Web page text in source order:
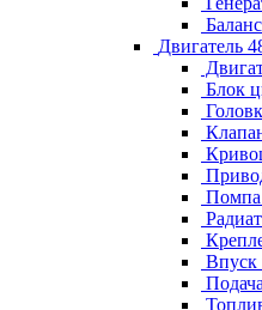
Двигатель
Блок
Помпа
Впуск